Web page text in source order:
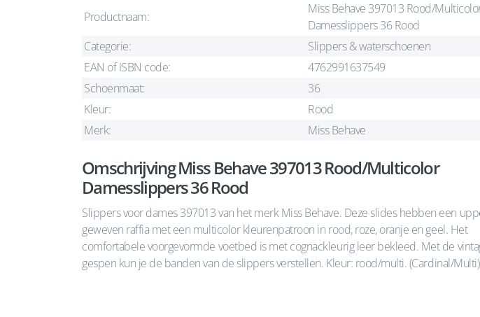
Productnaam:
Miss Behave 397013 Rood/
Damesslippers 36 Rood
Categorie:
Slippers & waterschoenen
EAN of ISBN code:
4762991637549
Schoenmaat:
36
Kleur:
Rood
Merk:
Miss Behave
Omschrijving Miss Behave 397013 Rood/Multicolor
Damesslippers 36 Rood
Slippers voor dames 397013 van het merk Miss Behave. Deze slides hebben een
geweven raffia met een multicolor kleurenpatroon in rood, roze, oranje en geel. Het
comfortabele voorgevormde voetbed is met cognackleurig leer bekleed. Met de
gespen kun je de banden van de slippers verstellen. Kleur: rood/multi. (Cardinal/Multi)